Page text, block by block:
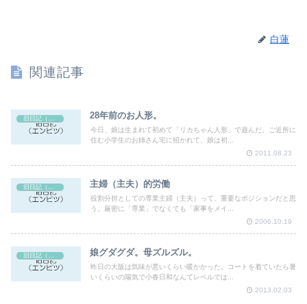
白蓮
関連記事
旧日記（エンピツ） 28年前のお人形。
今日、娘は生まれて初めて「リカちゃん人形」で遊んだ。ご近所に
住む小学生のお姉さん宅に招かれて、娘は初...
2011.08.23
旧日記（エンピツ） 主婦（主夫）的労働
役割分担としての専業主婦（主夫）って、重要なポジションだと思
う。厳密に「専業」でなくても「家事をメイ...
2006.10.19
娘グダグダ。母ズルズル。
昨日の大阪は気味が悪いくらい暖かかった。コートを着ていたら暑
いくらいの陽気で小春日和なんてレベルでは...
2013.02.03